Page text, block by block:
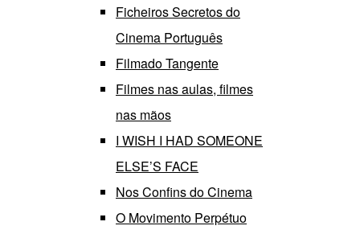
Ficheiros Secretos do
Cinema Português
Filmado Tangente
Filmes nas aulas, filmes
nas mãos
I WISH I HAD SOMEONE
ELSE’S FACE
Nos Confins do Cinema
O Movimento Perpétuo